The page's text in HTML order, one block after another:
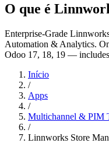
O que é
Enterprise-Grade
Automation & Analytics.
Odoo 17, 18, 19 —
Início
/
Apps
/
Multichannel & PIM
/
Linnworks Store